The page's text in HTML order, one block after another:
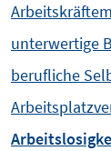
unterwertige
berufliche